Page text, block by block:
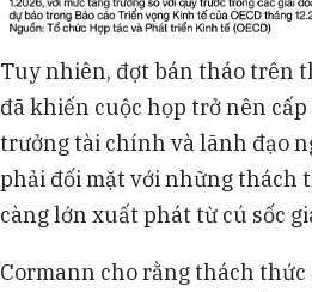
Tuy nhiên, đợt bán tháo trên
đã khiến cuộc họp trở nên
trưởng tài chính và lãnh đạo
phải đối mặt với những thách
càng lớn xuất phát từ cú sốc
Cormann cho rằng thách thức